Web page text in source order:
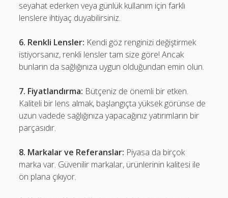
seyahat ederken veya günlük kullanım için farklı
lenslere ihtiyaç duyabilirsiniz.
6. Renkli Lensler: Kendi göz renginizi değiştirmek
istiyorsanız, renkli lensler tam size göre! Ancak
bunların da sağlığınıza uygun olduğundan emin olun.
7. Fiyatlandırma: Bütçeniz de önemli bir etken.
Kaliteli bir lens almak, başlangıçta yüksek görünse de
uzun vadede sağlığınıza yapacağınız yatırımların bir
parçasıdır.
8. Markalar ve Referanslar: Piyasa da birçok
marka var. Güvenilir markalar, ürünlerinin kalitesi ile
ön plana çıkıyor.